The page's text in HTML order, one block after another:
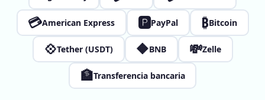
💳American Express 🅿PayPal ₿Bitcoin
💠Tether (USDT) 🔶BNB 💸Zelle
🏦Transferencia bancaria